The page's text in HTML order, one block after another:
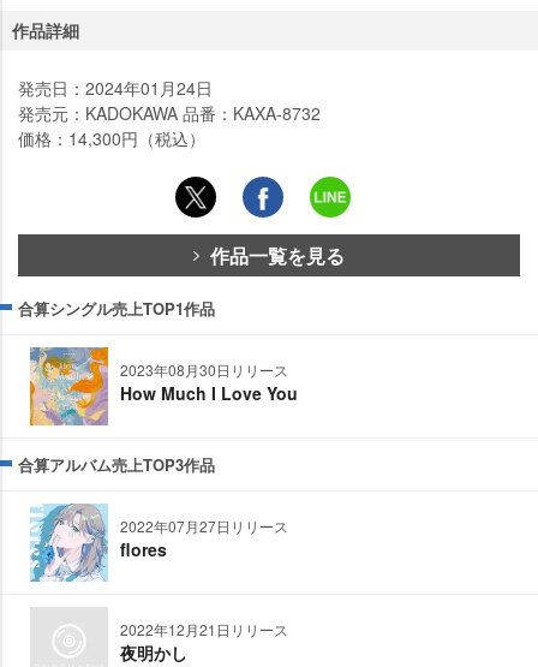
作品詳細
発売日：2024年01月24日
発売元：KADOKAWA 品番：KAXA-8732
価格：14,300円（税込）
作品一覧を見る
合算シングル売上TOP1作品
2023年08月30日リリース
How Much I Love You
合算アルバム売上TOP3作品
2022年07月27日リリース
flores
2022年12月21日リリース
夜明かし